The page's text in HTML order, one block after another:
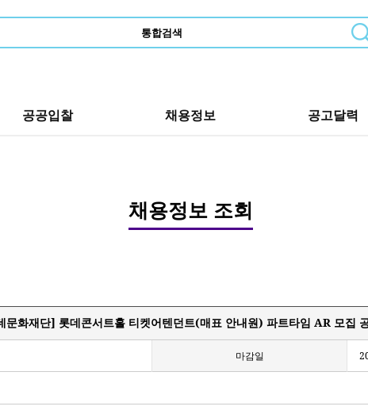
공공입찰 채용정보 공고달력
채용정보 조회
문화재단] 롯데콘서트홀 티켓어텐던트(매표 안내원) 파트타임 AR 모집
마감일